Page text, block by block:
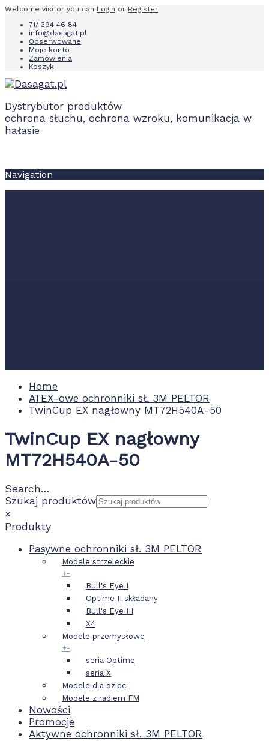
Welcome visitor you can Login or Register
71/ 394 46 84
info@dasagat.pl
Obserwowane
Moje konto
Zamówienia
Koszyk
Dystrybutor produktów
ochrona słuchu, ochrona wzroku, komunikacja w
hałasie
Navigation
Home
ATEX-owe ochronniki sł. 3M PELTOR
TwinCup EX nagłowny MT72H540A-50
TwinCup EX nagłowny
MT72H540A-50
Search…
Szukaj produktów
×
Produkty
Pasywne ochronniki sł. 3M PELTOR
Modele strzeleckie
+-
Bull's Eye I
Optime II składany
Bull's Eye III
X4
Modele przemysłowe
+-
seria Optime
seria X
Modele dla dzieci
Modele z radiem FM
Nowości
Promocje
Aktywne ochronniki sł. 3M PELTOR